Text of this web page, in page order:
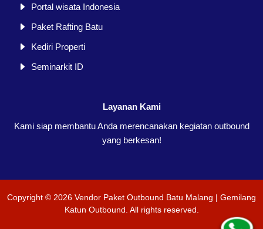
Portal wisata Indonesia
Paket Rafting Batu
Kediri Properti
Seminarkit ID
Layanan Kami
Kami siap membantu Anda merencanakan kegiatan outbound
yang berkesan!
Copyright © 2026 Vendor Paket Outbound Batu Malang | Gemilang
Katun Outbound . All rights reserved.